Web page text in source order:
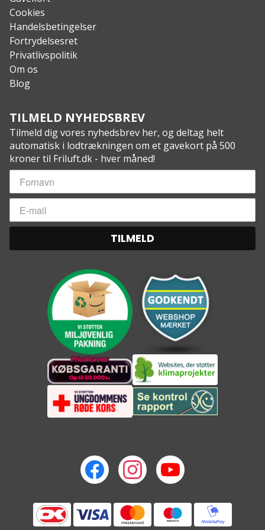
Pakstørrelse (cm): 35×10
Vægt: 1.185 g
Cookies
Handelsbetingelser
Fortrydelsesret
Privatlivspolitik
Om os
Blog
TILMELD NYHEDSBREV
Tilmeld dig vores nyhedsbrev her, og deltag helt
automatisk i lodtrækningen om et gavekort på 500
kroner til Friluft.dk - hver måned!
TILMELD